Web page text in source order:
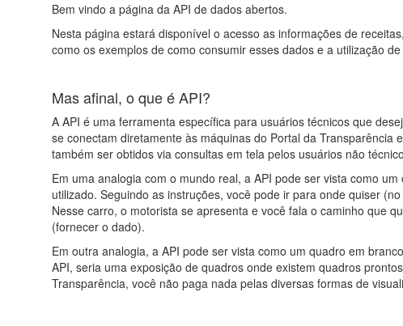
Bem vindo a página da API de dados abertos.
Nesta página estará disponível o acesso as informações de
como os exemplos de como consumir esses dados e a utilização
Mas afinal, o que é API?
A API é uma ferramenta específica para usuários técnicos que
se conectam diretamente às máquinas do Portal da
também ser obtidos via consultas em tela pelos usuários não
Em uma analogia com o mundo real, a API pode ser vista como
utilizado. Seguindo as instruções, você pode ir para onde quiser
Nesse carro, o motorista se apresenta e você fala o caminho que
(fornecer o dado).
Em outra analogia, a API pode ser vista como um quadro em
API, seria uma exposição de quadros onde existem quadros
Transparência, você não paga nada pelas diversas formas de